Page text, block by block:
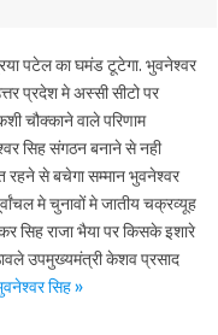
पटेल का घमंड टूटेगा. भुवनेश्वर
प्रदेश मे अस्सी सीटो पर
चौक्काने वाले परिणाम
सिह संगठन बनाने से नही
रहने से बचेगा सम्मान भुवनेश्वर
मे चुनावों मे जातीय चक्रव्यूह
सिह राजा भैया पर किसके इशारे
उपमुख्यमंत्री केशव प्रसाद
सिह »